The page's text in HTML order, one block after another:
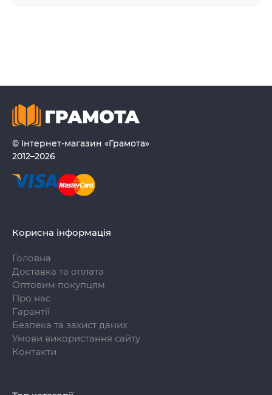
© Інтернет-магазин «Грамота»
2012–2026
Корисна інформація
Головна
Доставка та оплата
Оптовим покупцям
Про нас
Гарантії
Безпека та захист даних
Умови використання сайту
Контакти